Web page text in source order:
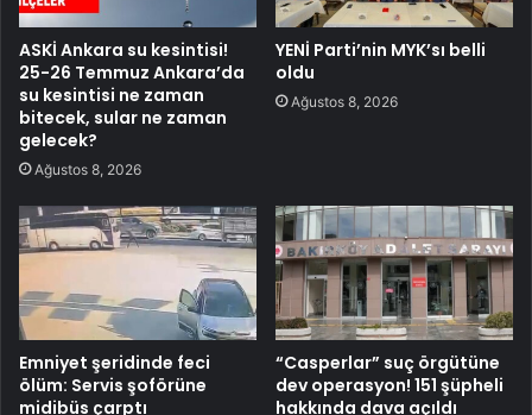
ASKİ Ankara su kesintisi!
25-26 Temmuz Ankara’da
su kesintisi ne zaman
bitecek, sular ne zaman
gelecek?
Ağustos 8, 2026
YENİ Parti’nin MYK’sı belli
oldu
Ağustos 8, 2026
Emniyet şeridinde feci
ölüm: Servis şoförüne
midibüs çarptı
“Casperlar” suç örgütüne
dev operasyon! 151 şüpheli
hakkında dava açıldı